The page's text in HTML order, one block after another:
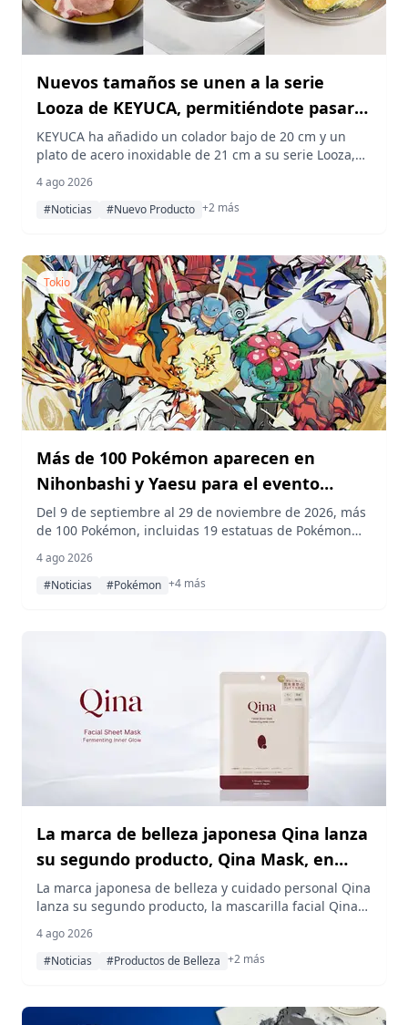
Nuevos tamaños se unen a la serie
Looza de KEYUCA, permitiéndote pasar
de la preparación a la mesa sin
aumentar la pila de platos
KEYUCA ha añadido un colador bajo de 20 cm y un
plato de acero inoxidable de 21 cm a su serie Looza,
pieza para preparar, escurrir y servir los ingredientes
directamente en la mesa, reduciendo así la cantidad
4 ago 2026
#Noticias
#Nuevo Producto +2 más
Tokio
Más de 100 Pokémon aparecen en
Nihonbashi y Yaesu para el evento
"Conoce a los Pokémon legendarios:
Investigación de leyendas"
Del 9 de septiembre al 29 de noviembre de 2026, más
de 100 Pokémon, incluidas 19 estatuas de Pokémon
que cualquiera pueda verlos gratis. Una caminata de
resolución de misterios de pago, creada por RIDDLER
4 ago 2026
#Noticias
#Pokémon +4 más
La marca de belleza japonesa Qina lanza
su segundo producto, Qina Mask, en
venta anticipada en Qoo10
La marca japonesa de belleza y cuidado personal Qina
lanza su segundo producto, la mascarilla facial Qina
agosto de 2026, junto con la campaña "Mega Debut"
de Qoo10 que incluye precios por tiempo limitado y
4 ago 2026
#Noticias
#Productos de Belleza +2 más